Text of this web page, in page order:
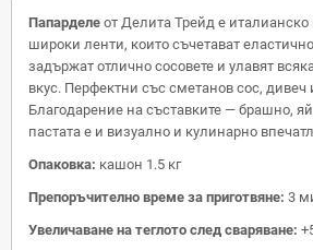
Папарделе от Делита Трейд е
широки ленти, които съчетават
задържат отлично сосовете и улавят
вкус. Перфектни със сметанов сос, дивеч
Благодарение на съставките — брашно,
пастата е и визуално и кулинарно
Опаковка: кашон 1.5 кг
Препоръчително време за приготвяне: 3
Увеличаване на теглото след сваряване: